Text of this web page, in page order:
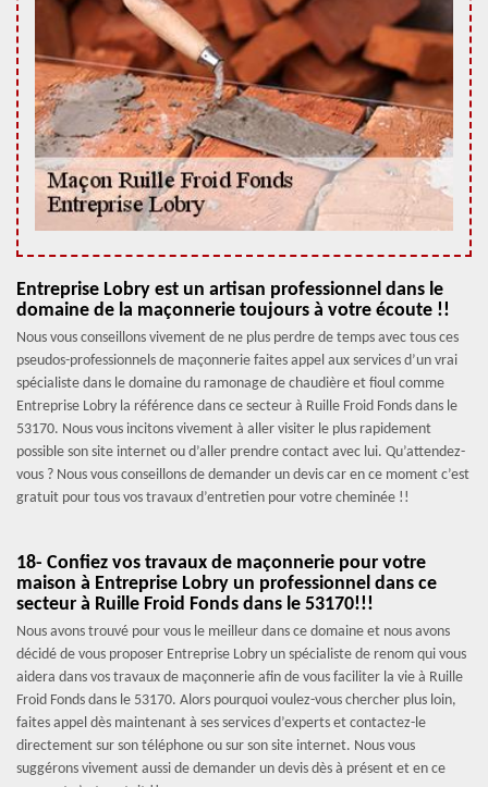
Entreprise Lobry est un artisan professionnel dans le
domaine de la maçonnerie toujours à votre écoute !!
Nous vous conseillons vivement de ne plus perdre de temps avec tous ces
pseudos-professionnels de maçonnerie faites appel aux services d’un vrai
spécialiste dans le domaine du ramonage de chaudière et fioul comme
Entreprise Lobry la référence dans ce secteur à Ruille Froid Fonds dans le
53170. Nous vous incitons vivement à aller visiter le plus rapidement
possible son site internet ou d’aller prendre contact avec lui. Qu’attendez-
vous ? Nous vous conseillons de demander un devis car en ce moment c’est
gratuit pour tous vos travaux d’entretien pour votre cheminée !!
18- Confiez vos travaux de maçonnerie pour votre
maison à Entreprise Lobry un professionnel dans ce
secteur à Ruille Froid Fonds dans le 53170!!!
Nous avons trouvé pour vous le meilleur dans ce domaine et nous avons
décidé de vous proposer Entreprise Lobry un spécialiste de renom qui vous
aidera dans vos travaux de maçonnerie afin de vous faciliter la vie à Ruille
Froid Fonds dans le 53170. Alors pourquoi voulez-vous chercher plus loin,
faites appel dès maintenant à ses services d’experts et contactez-le
directement sur son téléphone ou sur son site internet. Nous vous
suggérons vivement aussi de demander un devis dès à présent et en ce